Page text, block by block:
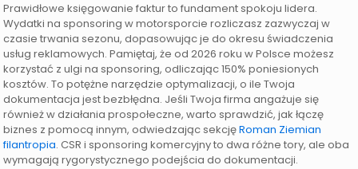
Prawidłowe księgowanie faktur to fundament spokoju lidera.
Wydatki na sponsoring w motorsporcie rozliczasz zazwyczaj w
czasie trwania sezonu, dopasowując je do okresu świadczenia
usług reklamowych. Pamiętaj, że od 2026 roku w Polsce możesz
korzystać z ulgi na sponsoring, odliczając 150% poniesionych
kosztów. To potężne narzędzie optymalizacji, o ile Twoja
dokumentacja jest bezbłędna. Jeśli Twoja firma angażuje się
również w działania prospołeczne, warto sprawdzić, jak łączę
biznes z pomocą innym, odwiedzając sekcjęRoman Ziemian
filantropia. CSR i sponsoring komercyjny to dwa różne tory, ale oba
wymagają rygorystycznego podejścia do dokumentacji.